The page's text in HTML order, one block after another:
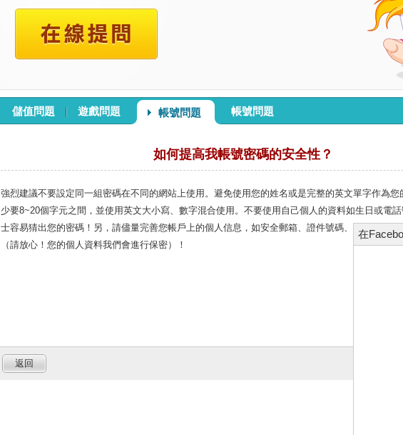
儲值問題 遊戲問題 帳號問題 帳號問題
如何提高我帳號密碼的安全性？
強烈建議不要設定同一組密碼在不同的網站上使用。避免使用您的姓名或是完整的英文單字作為您
少要8~20個字元之間，並使用英文大小寫、數字混合使用。不要使用自己個人的資料如生日或電
士容易猜出您的密碼！另，請儘量完善您帳戶上的個人信息，如安全郵箱、證件號碼、行動電話、
（請放心！您的個人資料我們會進行保密）！
返回
在